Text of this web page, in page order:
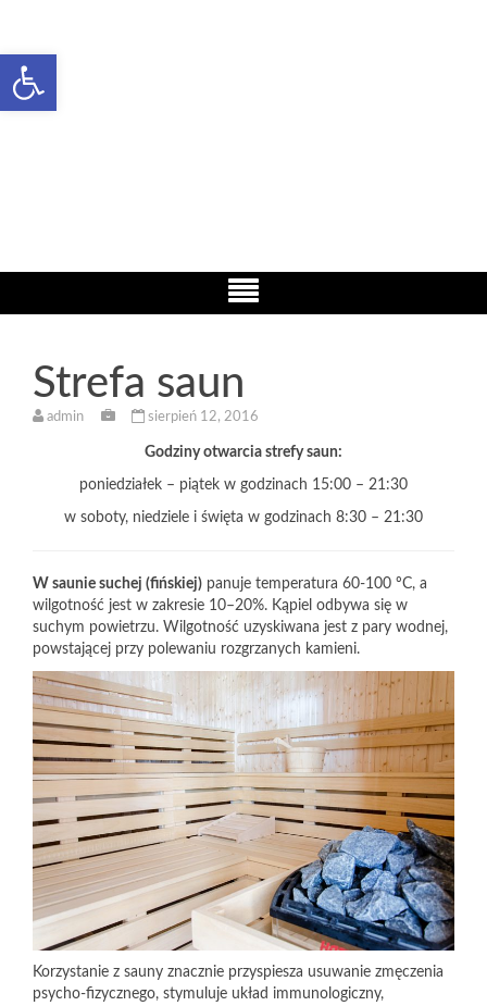
Open toolbar
Basen Żarów
Strefa saun
admin sierpień 12, 2016
Godziny otwarcia strefy saun:
poniedziałek – piątek w godzinach 15:00 – 21:30
w soboty, niedziele i święta w godzinach 8:30 – 21:30
W saunie suchej (fińskiej) panuje temperatura 60-100 ºC, a
wilgotność jest w zakresie 10–20%. Kąpiel odbywa się w
suchym powietrzu. Wilgotność uzyskiwana jest z pary wodnej,
powstającej przy polewaniu rozgrzanych kamieni.
Korzystanie z sauny znacznie przyspiesza usuwanie zmęczenia
psycho-fizycznego, stymuluje układ immunologiczny,